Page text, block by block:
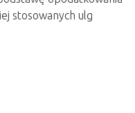
stosowanych ulg